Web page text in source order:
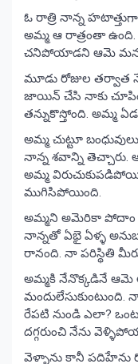
ఓ రాత్రి నాన్న
అమ్మ ఆ రాత్రంతా
చనిపోయాడని ఆమె మనసు
మూడు రోజుల తర్వాత
జాయిన్ చేసి నాకు
తన్నుకొస్తోంది. అమ్మ
అమ్మ చుట్టూ
నాన్న శవాన్ని తెచ్చారు.
అమ్మ
ముగిసిపోయింది.
అమ్మని అమెరికా పోదాం
నాన్నతో ఏభై ఏళ్ళ
రానంది. నా పరిస్థితి
అమ్మకి నేనొక్కడినే ఆమె
మందులేసుకుంటుంది.
రేపటి నుండి ఎలా?
దగ్గరుంచి నేను
వెళ్ళాను కానీ పదిహేను